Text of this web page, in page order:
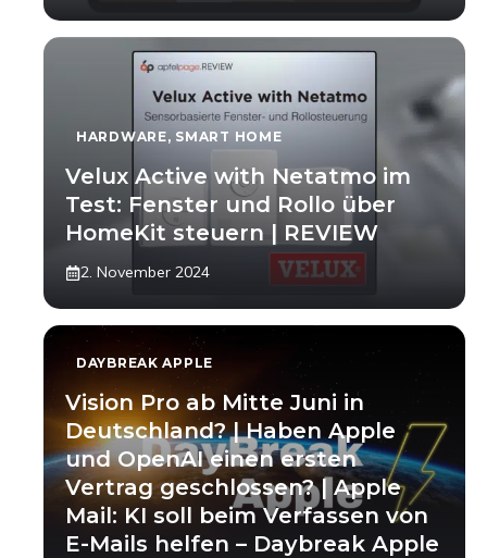
HARDWARE, SMART HOME
Velux Active with Netatmo im
Test: Fenster und Rollo über
HomeKit steuern | REVIEW
2. November 2024
DAYBREAK APPLE
Vision Pro ab Mitte Juni in
Deutschland? | Haben Apple
und OpenAI einen ersten
Vertrag geschlossen? | Apple
Mail: KI soll beim Verfassen von
E-Mails helfen – Daybreak Apple